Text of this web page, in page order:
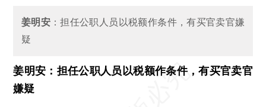
姜明安：担任公职人员以税额作条件，有买官卖官嫌
疑
姜明安：担任公职人员以税额作条件，有买官卖官
嫌疑